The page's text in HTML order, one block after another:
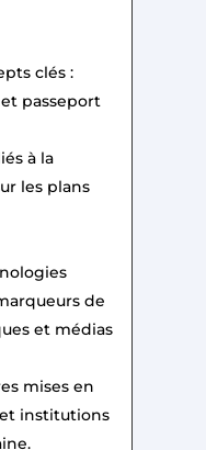
clés :
passeport
à la
les plans
de
et médias
mises en
institutions